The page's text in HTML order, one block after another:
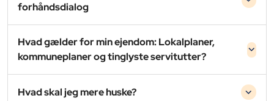
forhåndsdialog
Hvad gælder for min ejendom: Lokalplaner,
kommuneplaner og tinglyste servitutter?
Hvad skal jeg mere huske?